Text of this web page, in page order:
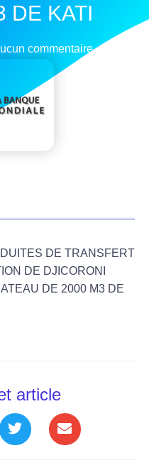
DE KATI
commentaire
DE TRANSFERT
DE DJICORONI
DE 2000 M3 DE
article